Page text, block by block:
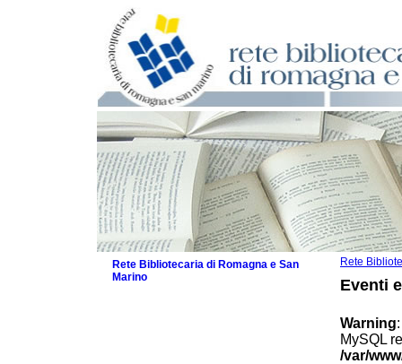
Rete
Eventi
Warning
MySQL
/var/
Rete Bibliotecaria di Romagna e San
Marino